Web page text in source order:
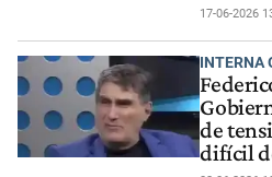
17-06-2026
INTERNA
de
difícil